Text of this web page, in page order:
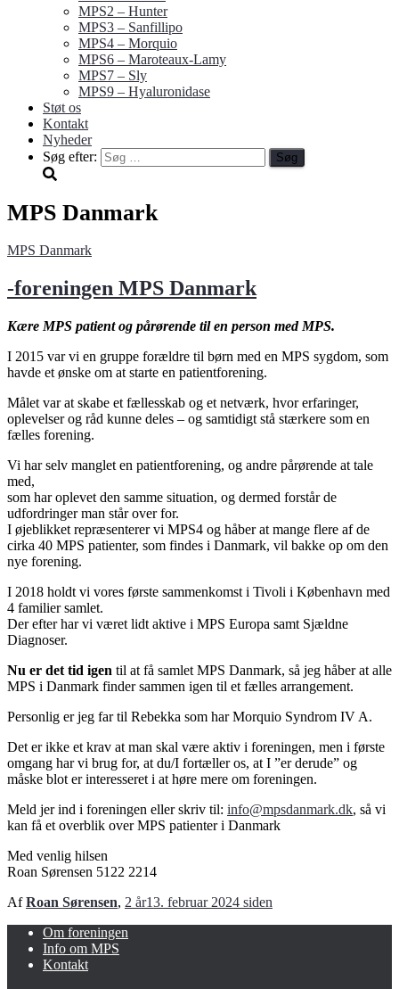
MPS2 – Hunter
MPS3 – Sanfillipo
MPS4 – Morquio
MPS6 – Maroteaux-Lamy
MPS7 – Sly
MPS9 – Hyaluronidase
Støt os
Kontakt
Nyheder
Søg efter:
MPS Danmark
MPS Danmark
-foreningen MPS Danmark
Kære MPS patient og pårørende til en person med MPS.
I 2015 var vi en gruppe forældre til børn med en MPS sygdom, som
havde et ønske om at starte en patientforening.
Målet var at skabe et fællesskab og et netværk, hvor erfaringer,
oplevelser og råd kunne deles – og samtidigt stå stærkere som en
fælles forening.
Vi har selv manglet en patientforening, og andre pårørende at tale
med,
som har oplevet den samme situation, og dermed forstår de
udfordringer man står over for.
I øjeblikket repræsenterer vi MPS4 og håber at mange flere af de
cirka 40 MPS patienter, som findes i Danmark, vil bakke op om den
nye forening.
I 2018 holdt vi vores første sammenkomst i Tivoli i København med
4 familier samlet.
Der efter har vi været lidt aktive i MPS Europa samt Sjældne
Diagnoser.
Nu er det tid igen til at få samlet MPS Danmark, så jeg håber at alle
MPS i Danmark finder sammen igen til et fælles arrangement.
Personlig er jeg far til Rebekka som har Morquio Syndrom IV A.
Det er ikke et krav at man skal være aktiv i foreningen, men i første
omgang har vi brug for, at du/I fortæller os, at I ”er derude” og
måske blot er interesseret i at høre mere om foreningen.
Meld jer ind i foreningen eller skriv til: info@mpsdanmark.dk, så vi
kan få et overblik over MPS patienter i Danmark
Med venlig hilsen
Roan Sørensen 5122 2214
AfRoan Sørensen, 2 år13. februar 2024 siden
Om foreningen
Info om MPS
Kontakt